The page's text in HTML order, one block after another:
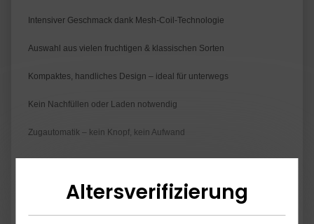
Intensiver Geschmack dank Mesh-Coil-Technologie
Auswahl aus vielen fruchtigen & klassischen Sorten
Kompaktes, handliches Design – ideal für unterwegs
Kein Nachfüllen oder Laden notwendig
Zugautomatik – kein Knopf, kein Aufwand
2% Nikotin pro PodAltersverifizierung